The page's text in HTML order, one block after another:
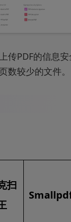
传PDF的信息
数较少的文件。
扫